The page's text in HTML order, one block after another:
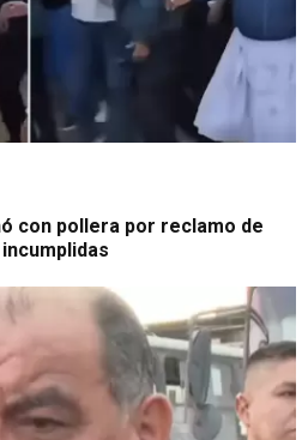
con pollera por reclamo de